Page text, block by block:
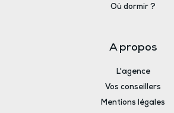
Où dormir ?
A propos
L'agence
Vos conseillers
Mentions légales